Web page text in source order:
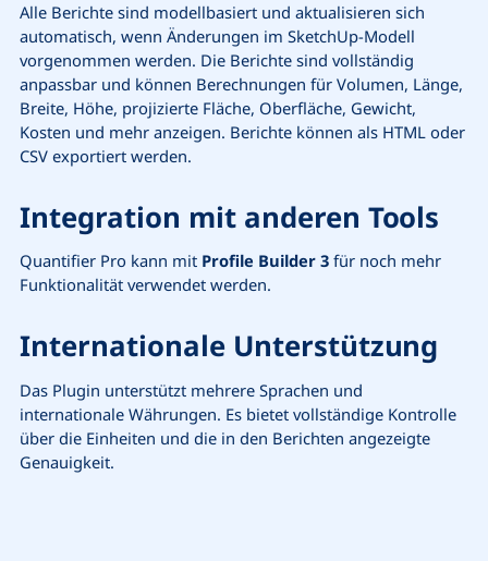
Alle Berichte sind modellbasiert und aktualisieren sich
automatisch, wenn Änderungen im SketchUp-Modell
vorgenommen werden. Die Berichte sind vollständig
anpassbar und können Berechnungen für Volumen, Länge,
Breite, Höhe, projizierte Fläche, Oberfläche, Gewicht,
Kosten und mehr anzeigen. Berichte können als HTML oder
CSV exportiert werden.
Integration mit anderen Tools
Quantifier Pro kann mit Profile Builder 3 für noch mehr
Funktionalität verwendet werden.
Internationale Unterstützung
Das Plugin unterstützt mehrere Sprachen und
internationale Währungen. Es bietet vollständige Kontrolle
über die Einheiten und die in den Berichten angezeigte
Genauigkeit.